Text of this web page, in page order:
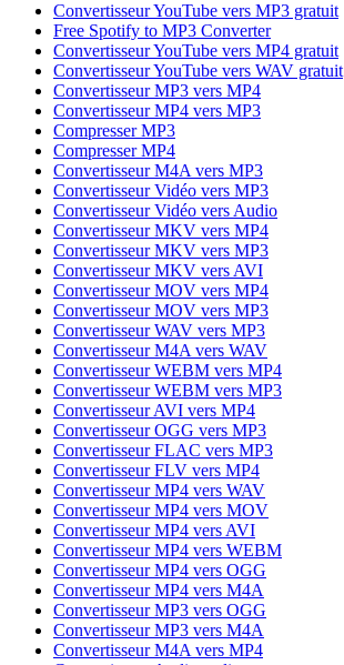
Convertisseur YouTube vers MP3 gratuit
Free Spotify to MP3 Converter
Convertisseur YouTube vers MP4 gratuit
Convertisseur YouTube vers WAV gratuit
Convertisseur MP3 vers MP4
Convertisseur MP4 vers MP3
Compresser MP3
Compresser MP4
Convertisseur M4A vers MP3
Convertisseur Vidéo vers MP3
Convertisseur Vidéo vers Audio
Convertisseur MKV vers MP4
Convertisseur MKV vers MP3
Convertisseur MKV vers AVI
Convertisseur MOV vers MP4
Convertisseur MOV vers MP3
Convertisseur WAV vers MP3
Convertisseur M4A vers WAV
Convertisseur WEBM vers MP4
Convertisseur WEBM vers MP3
Convertisseur AVI vers MP4
Convertisseur OGG vers MP3
Convertisseur FLAC vers MP3
Convertisseur FLV vers MP4
Convertisseur MP4 vers WAV
Convertisseur MP4 vers MOV
Convertisseur MP4 vers AVI
Convertisseur MP4 vers WEBM
Convertisseur MP4 vers OGG
Convertisseur MP4 vers M4A
Convertisseur MP3 vers OGG
Convertisseur MP3 vers M4A
Convertisseur M4A vers MP4